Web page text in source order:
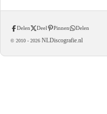
Delen Deel Pinnen Delen
© 2010 - 2026 NLDiscografie.nl